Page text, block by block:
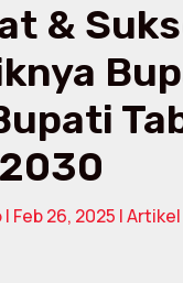
&
| Feb 26, 2025 |Artikel